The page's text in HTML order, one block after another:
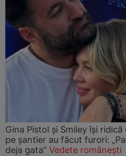
Gina Pistol și Smiley își
pe șantier au făcut furori:
deja gata” Vedete românești